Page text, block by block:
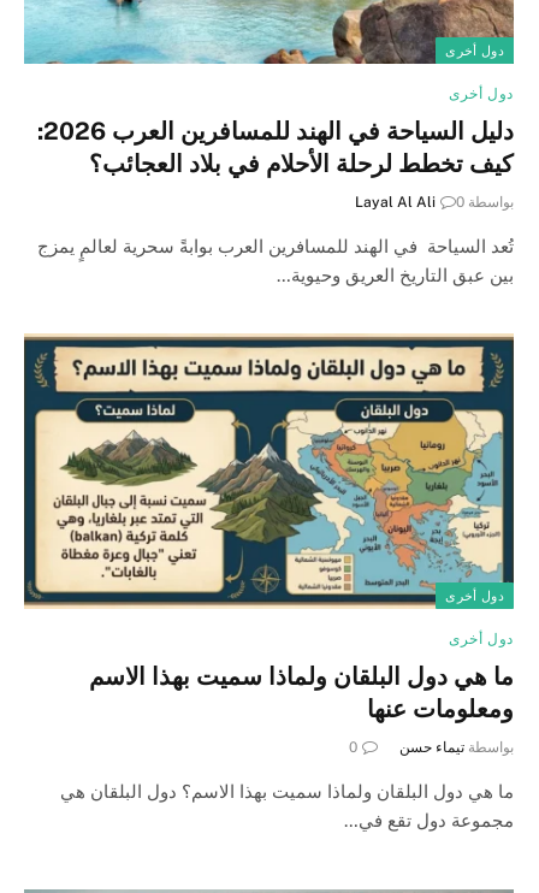
دول أخرى
دول أخرى
دليل السياحة في الهند للمسافرين العرب 2026:
كيف تخطط لرحلة الأحلام في بلاد العجائب؟
بواسطة Layal Al Ali 0
تُعد السياحة في الهند للمسافرين العرب بوابةً سحرية لعالمٍ يمزج
بين عبق التاريخ العريق وحيوية…
دول أخرى
دول أخرى
ما هي دول البلقان ولماذا سميت بهذا الاسم
ومعلومات عنها
بواسطة تيماء حسن 0
ما هي دول البلقان ولماذا سميت بهذا الاسم؟ دول البلقان هي
مجموعة دول تقع في…